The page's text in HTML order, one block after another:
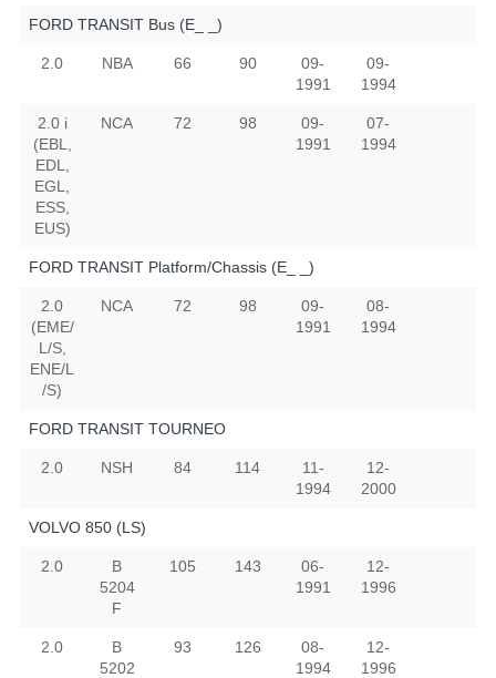
FORD TRANSIT Bus (E_ _)
2.0 NBA 66 90
09-
1991
09-
1994
2.0 i
(EBL,
EDL,
EGL,
ESS,
EUS)
NCA 72 98
09-
1991
07-
1994
FORD TRANSIT Platform/Chassis (E_ _)
2.0
(EME/
L/S,
ENE/L
/S)
NCA 72 98
09-
1991
08-
1994
FORD TRANSIT TOURNEO
2.0 NSH 84 114
11-
1994
12-
2000
VOLVO 850 (LS)
2.0
B
5204
F
105 143
06-
1991
12-
1996
2.0
B
5202
93 126
08-
1994
12-
1996